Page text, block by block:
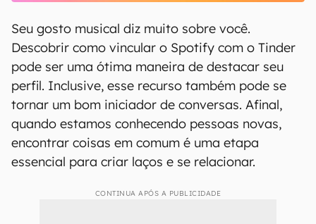
Seu gosto musical diz muito sobre você.
Descobrir como vincular o Spotify com o Tinder
pode ser uma ótima maneira de destacar seu
perfil. Inclusive, esse recurso também pode se
tornar um bom iniciador de conversas. Afinal,
quando estamos conhecendo pessoas novas,
encontrar coisas em comum é uma etapa
essencial para criar laços e se relacionar.
CONTINUA APÓS A PUBLICIDADE